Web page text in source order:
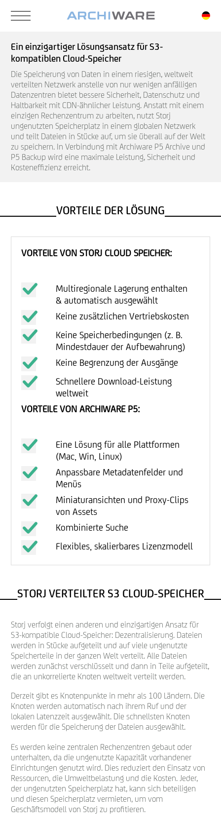
main
Ein einzigartiger Lösungsansatz für S3-
kompatiblen Cloud-Speicher
Die Speicherung von Daten in einem riesigen, weltweit
verteilten Netzwerk anstelle von nur wenigen anfälligen
Datenzentren bietet bessere Sicherheit, Datenschutz und
Haltbarkeit mit CDN-ähnlicher Leistung. Anstatt mit einem
einzigen Rechenzentrum zu arbeiten, nutzt Storj
ungenutzten Speicherplatz in einem globalen Netzwerk
und teilt Dateien in Stücke auf, um sie überall auf der Welt
zu speichern. In Verbindung mit Archiware P5 Archive und
P5 Backup wird eine maximale Leistung, Sicherheit und
Kosteneffizienz erreicht.
VORTEILE DER LÖSUNG
VORTEILE VON STORJ CLOUD SPEICHER:
Multiregionale Lagerung enthalten
& automatisch ausgewählt
Keine zusätzlichen Vertriebskosten
Keine Speicherbedingungen (z. B.
Mindestdauer der Aufbewahrung)
Keine Begrenzung der Ausgänge
Schnellere Download-Leistung
weltweit
VORTEILE VON ARCHIWARE P5:
Eine Lösung für alle Plattformen
(Mac, Win, Linux)
Anpassbare Metadatenfelder und
Menüs
Miniaturansichten und Proxy-Clips
von Assets
Kombinierte Suche
Flexibles, skalierbares Lizenzmodell
STORJ VERTEILTER S3 CLOUD-SPEICHER
Storj verfolgt einen anderen und einzigartigen Ansatz für
S3-kompatible Cloud-Speicher: Dezentralisierung. Dateien
werden in Stücke aufgeteilt und auf viele ungenutzte
Speicherteile in der ganzen Welt verteilt. Alle Dateien
werden zunächst verschlüsselt und dann in Teile aufgeteilt,
die an unkorrelierte Knoten weltweit verteilt werden.
Derzeit gibt es Knotenpunkte in mehr als 100 Ländern. Die
Knoten werden automatisch nach ihrem Ruf und der
lokalen Latenzzeit ausgewählt. Die schnellsten Knoten
werden für die Speicherung der Dateien ausgewählt.
Es werden keine zentralen Rechenzentren gebaut oder
unterhalten, da die ungenutzte Kapazität vorhandener
Einrichtungen genutzt wird. Dies reduziert den Einsatz von
Ressourcen, die Umweltbelastung und die Kosten. Jeder,
der ungenutzten Speicherplatz hat, kann sich beteiligen
und diesen Speicherplatz vermieten, um vom
Geschäftsmodell von Storj zu profitieren.